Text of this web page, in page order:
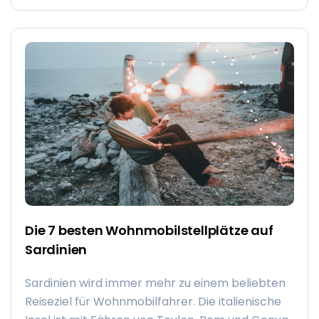
Land hat so viel zu bieten, von malerischen
Städten bis hin zu Urwaldgebieten und alpinen
Bergregionen. Die leckeren Spezialitäten der
böhmischen Küche brauchen wir gar nicht erst
zu erwähnen… In diesem Blog geben dir
nützliche Tipps für die Reise nach Polen mit dem
Wohnmobil und haben für dich eine 2-wöchige
Route zusammengestellt.
Die 7 besten Wohnmobilstellplätze auf
Sardinien
Sardinien wird immer mehr zu einem beliebten
Reiseziel für Wohnmobilfahrer. Die italienische